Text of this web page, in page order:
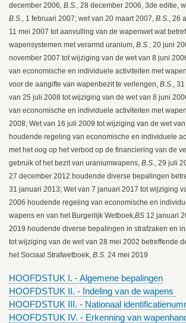
december 2006, B.S.
, 28 december 2006, 3de editie,
B.S.
, 1 februari 2007; wet van 20 maart 2007, B.S.
, 26
11 mei 2007 tot aanvulling van de wapenwet wat
wapensystemen met verarmd uranium, B.S.
, 20 juni
november 2007 tot wijziging van de wet van 8 juni
van economische en individuele activiteiten met
voor de aangifte van wapenbezit te verlengen, B.S .,
van 25 juli 2008 tot wijziging van de wet van 8 juni
van economische en individuele activiteiten met
2008; Wet van 16 juli 2009 tot wijziging van de wet
houdende regeling van economische en individuele
met het oog op het verbod op de financiering van de
gebruik of het bezit van uraniumwapens, B.S.
, 29 juli
27 december 2012 houdende diverse bepalingen
31 januari 2013; Wet van 7 januari 2017 tot wijziging
2006 houdende regeling van economische en
wapens en van het Burgerlijk Wetboek, BS 12 januari
2019 houdende diverse bepalingen in strafzaken en
tot wijziging van de wet van 28 mei 2002 betreffende
het Sociaal Strafwetboek, B.S. 24 mei 2019
HOOFDSTUK I. - Algemene bepalingen
HOOFDSTUK II. - Indeling van de wapens
HOOFDSTUK III. - Nationaal
HOOFDSTUK IV. - Erkenning van